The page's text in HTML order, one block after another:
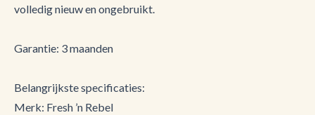
volledig nieuw en ongebruikt.
Garantie: 3 maanden
Belangrijkste specificaties:
Merk: Fresh ’n Rebel